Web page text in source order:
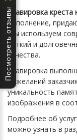
Посмотреть отзывы
Гравировка креста
дополнение,
Мы используем
четкий и
качества.
Гравировка
пожеланий
уникальность
изображения в
Подробнее об
можно узнать в